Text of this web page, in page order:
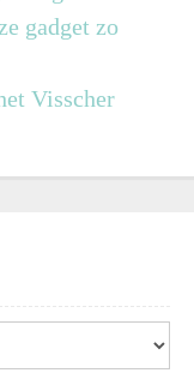
gadget zo
Visscher